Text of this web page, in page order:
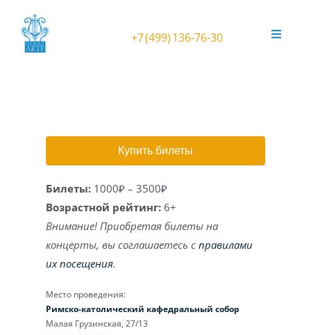
content
+7 (499) 136-76-30
Toggle
Театральный орган в усадьбе
Концерты в Соборе
Концерты в Анапе
Игра на органе
Купить билеты
Билеты: 1000₽ – 3500₽
Возрастной рейтинг: 6+
Внимание! Приобретая билеты на
концерты, вы соглашаетесь справилами
их посещения.
Место проведения:
Римско-католический кафедральный собор
Малая Грузинская, 27/13